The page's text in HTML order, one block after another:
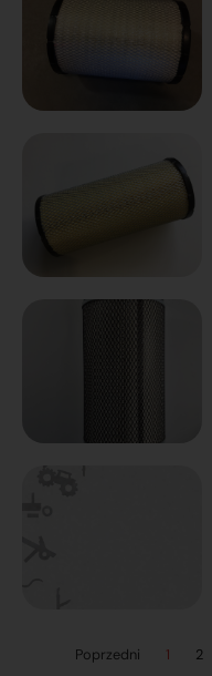
Poprzedni 1 2